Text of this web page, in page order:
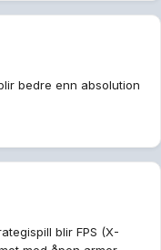
bedre enn absolution
blir FPS (X-